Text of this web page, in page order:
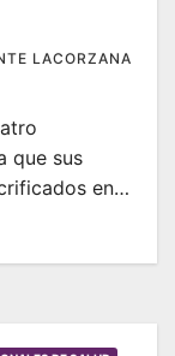
LACORZANA
que sus
en…